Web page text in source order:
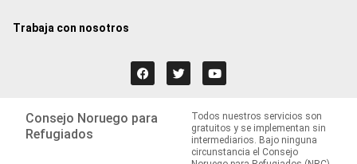
Trabaja con nosotros
Consejo Noruego para
Refugiados
Todos nuestros servicios son
gratuitos y se implementan sin
intermediarios. Bajo ninguna
circunstancia el Consejo